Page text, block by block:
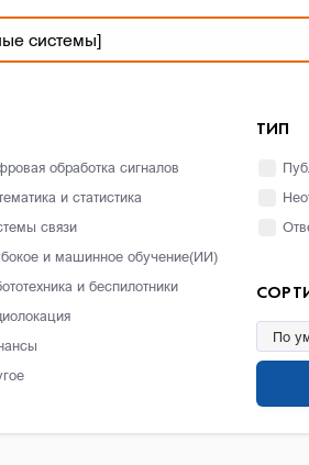
ТИП
обработка сигналов
и статистика
связи
и машинное обучение(ИИ)
и беспилотники
По